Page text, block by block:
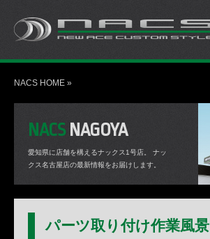
NACS HOME »
NACSNAGOYA
愛知県に店舗を構えるナックス1号店。
ナッ
クス名古屋店の最新情報をお届けします。
パーツ取り付け作業風景